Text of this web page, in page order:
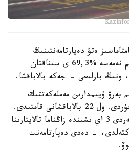
ەتۋ دەپارتامەنتىنىڭ
مالىمەتىنە سۇيەنسەك، 9 ۇيىم نەمەسە %69,3 ى سىناقتان
ونىڭ بارلىعى - جەكە بالاباقشا.
بەرۋ ۇيىمدارىن مەملەكەتتىك
اتتەستاتتاۋ جاڭا فورماتتا ءجۇردى. ول 22 بالاباقشانى قامتىدى.
13 ىنە انىقتالعان كەمشىلىكتەردى 3 اي ىشىندە زاڭناما تالاپتارىنا
- دەدى دەپارتامەنت